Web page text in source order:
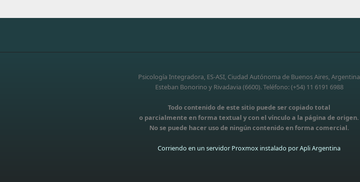
Psicología Integradora, ES-ASI, Ciudad Autónoma de Buenos Aires, Argentina
Esteban Bonorino y Rivadavia (6600). Teléfono: (+54) 11 6191 6988
Todo contenido de este sitio puede ser copiado total
o parcialmente en forma textual y con el vínculo a la página de origen.
No se puede hacer uso de ningún contenido en forma comercial.
Corriendo en un servidor Proxmox instalado por Apli Argentina